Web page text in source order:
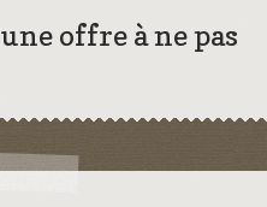
offre à ne pas